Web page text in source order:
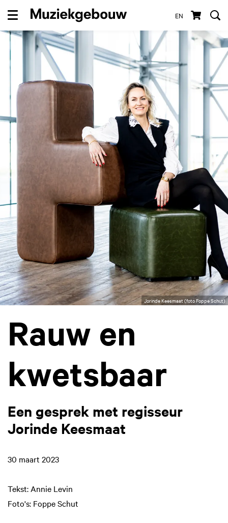
EN
Menu
Jorinde Keesmaat (foto Foppe Schut)
Rauw en
kwetsbaar
Een gesprek met regisseur
Jorinde Keesmaat
30 maart 2023
Tekst: Annie Levin
Foto's: Foppe Schut